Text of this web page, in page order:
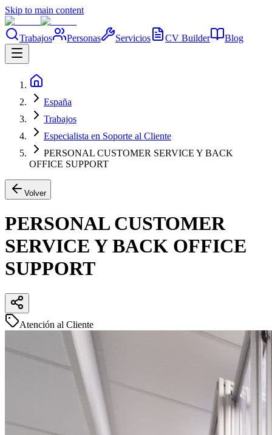
Skip to main content
Trabajos Personas Servicios CV Builder Blog
España
Trabajos
Especialista en Soporte al Cliente
PERSONAL CUSTOMER SERVICE Y BACK
OFFICE SUPPORT
Volver
PERSONAL CUSTOMER
SERVICE Y BACK OFFICE
SUPPORT
Atención al Cliente